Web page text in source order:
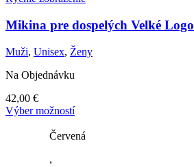
Mikina pre dospelých Velké Logo
Muži, Unisex, Ženy
Na Objednávku
42,00 €
Výber možnostíTento
má
Červená
,